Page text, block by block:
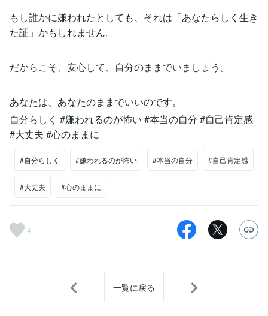
もし誰かに嫌われたとしても、それは「あなたらしく生き
た証」かもしれません。
だからこそ、安心して、自分のままでいましょう。
あなたは、あなたのままでいいのです。
自分らしく #嫌われるのが怖い #本当の自分 #自己肯定感
#大丈夫 #心のままに
#自分らしく #嫌われるのが怖い #本当の自分 #自己肯定感
#大丈夫 #心のままに
4
一覧に戻る